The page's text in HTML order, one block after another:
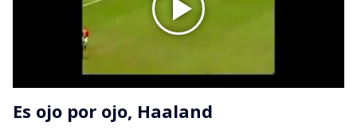
Es ojo por ojo, Haaland